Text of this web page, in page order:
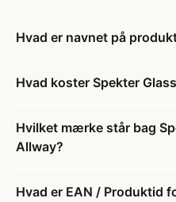
Hvad er navnet på
Hvad koster Spekter
Hvilket mærke står bag
Allway?
Hvad er EAN / Produktid